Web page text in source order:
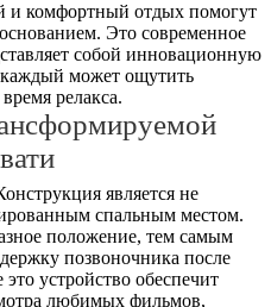
и комфортный отдых помогут
Это современное
собой инновационную
каждый может ощутить
релакса.
является не
спальным местом.
положение, тем самым
позвоночника после
устройство обеспечит
любимых фильмов,